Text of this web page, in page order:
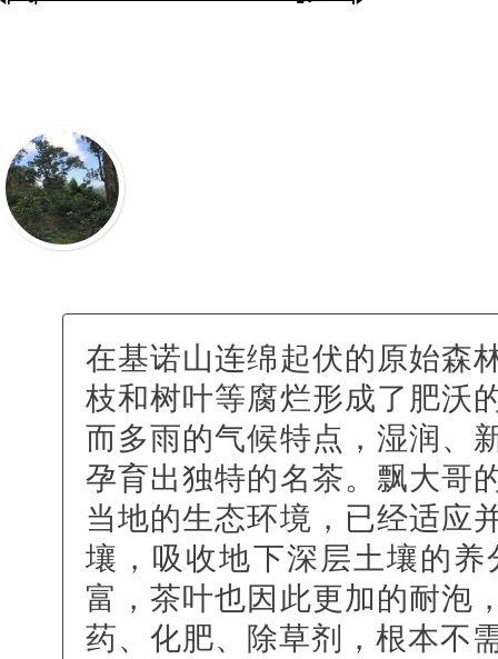
在基诺山连绵起伏的原始森
枝和树叶等腐烂形成了肥沃
而多雨的气候特点，湿润、
孕育出独特的名茶。飘大哥
当地的生态环境，已经适应
壤，吸收地下深层土壤的
富，茶叶也因此更加的耐泡
药、化肥、除草剂，根本不